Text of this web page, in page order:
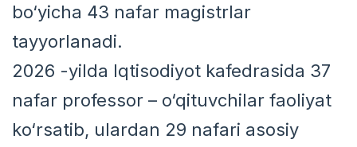
bo‘yicha 43 nafar magistrlar
tayyorlanadi.
2026 -yilda Iqtisodiyot kafedrasida 37
nafar professor – o‘qituvchilar faoliyat
ko‘rsatib, ulardan 29 nafari asosiy